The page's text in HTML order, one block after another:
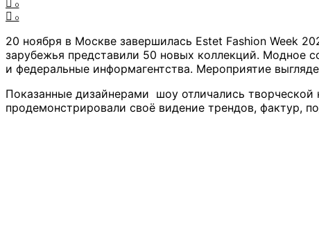
0
0
20 ноября в Москве завершилась Estet Fashion Week
зарубежья представили 50 новых коллекций. Модное
и федеральные информагентства. Мероприятие
Показанные дизайнерами шоу отличались
продемонстрировали своё видение трендов, фактур,